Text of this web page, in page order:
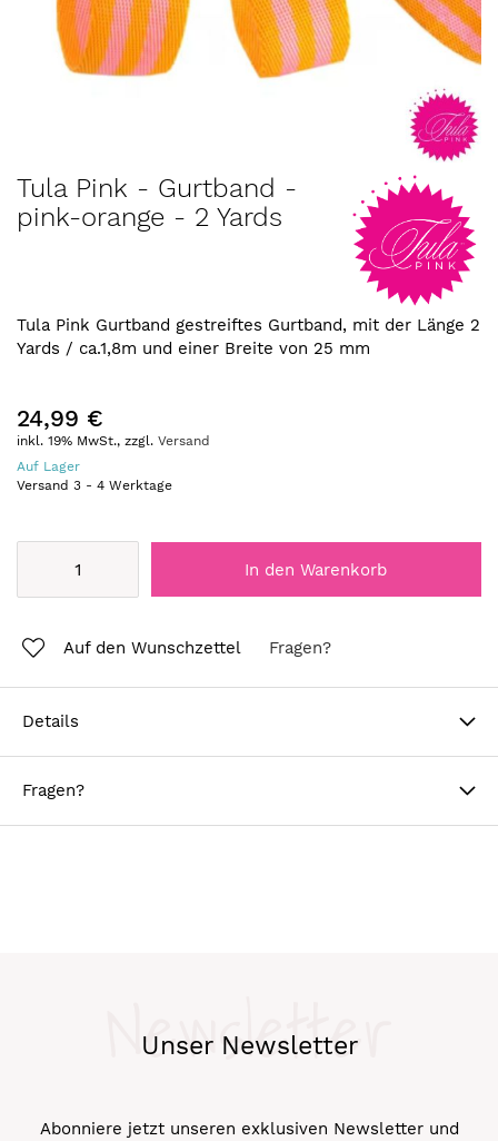
Zum
Anfang
der
Tula Pink - Gurtband -
pink-orange - 2 Yards
Tula Pink Gurtband gestreiftes Gurtband, mit der Länge 2
Yards / ca.1,8m und einer Breite von 25 mm
24,99 €
inkl. 19% MwSt., zzgl. Versand
Auf Lager
Versand 3 - 4 Werktage
In den Warenkorb
Auf den Wunschzettel Fragen?
Details
Fragen?
Unser Newsletter
Newsletter
Abonniere jetzt unseren exklusiven Newsletter und